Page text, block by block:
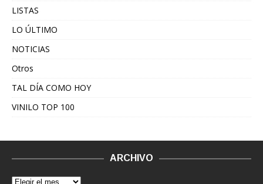
LISTAS
LO ÚLTIMO
NOTICIAS
Otros
TAL DÍA COMO HOY
VINILO TOP 100
ARCHIVO